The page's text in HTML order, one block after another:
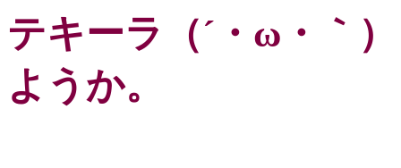
テキーラ（´・ω・｀
ようか。